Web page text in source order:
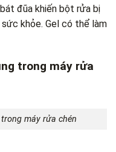
đũa khiến bột rửa bị
khỏe. Gel có thể làm
trong máy rửa
máy rửa chén